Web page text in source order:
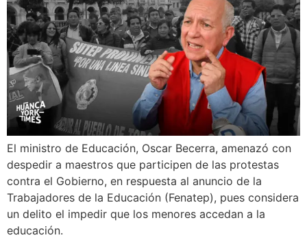
El ministro de Educación, Oscar Becerra, amenazó con
despedir a maestros que participen de las protestas
contra el Gobierno, en respuesta al anuncio de la
Trabajadores de la Educación (Fenatep), pues considera
un delito el impedir que los menores accedan a la
educación.